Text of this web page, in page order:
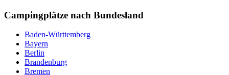
Campingplätze nach Bundesland
Baden-Württemberg
Bayern
Berlin
Brandenburg
Bremen